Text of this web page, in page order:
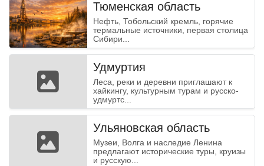
Тюменская область
Нефть, Тобольский кремль, горячие
термальные источники, первая столица
Сибири...
Удмуртия
Леса, реки и деревни приглашают к
хайкингу, культурным турам и русско-
удмуртс...
Ульяновская область
Музеи, Волга и наследие Ленина
предлагают исторические туры, круизы
и русскую...